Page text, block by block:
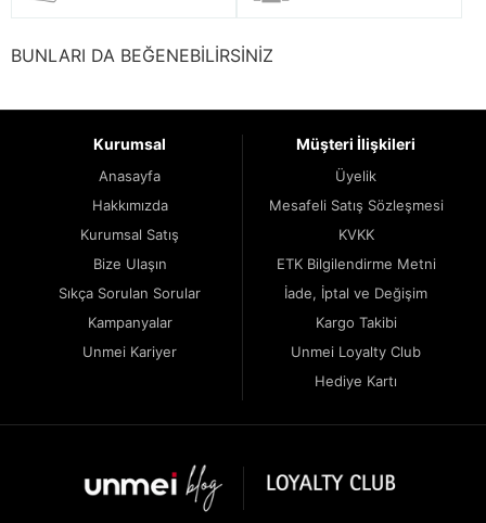
BUNLARI DA BEĞENEBİLİRSİNİZ
Kurumsal
Anasayfa
Hakkımızda
Kurumsal Satış
Bize Ulaşın
Sıkça Sorulan Sorular
Kampanyalar
Unmei Kariyer
Müşteri İlişkileri
Üyelik
Mesafeli Satış Sözleşmesi
KVKK
ETK Bilgilendirme Metni
İade, İptal ve Değişim
Kargo Takibi
Unmei Loyalty Club
Hediye Kartı